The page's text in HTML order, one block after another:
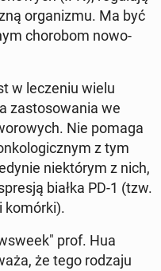
or­ga­ni­zmu. Ma być
cho­ro­bom no­wo­
w le­cze­niu wielu
za­sto­so­wa­nia we
Nie pomaga
z tym
nie­któ­rym z nich,
białka PD-1 (tzw.
komórki).
prof. Hua
że tego rodzaju